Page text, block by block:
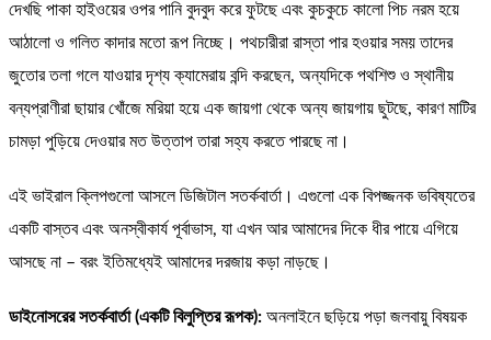
দেখছি পাকা হাইওয়ের ওপর পানি বুদবুদ করে ফুটছে এবং কুচকুচে কালো পিচ নরম হয়ে
আঠালো ও গলিত কাদার মতো রূপ নিচ্ছে। পথচারীরা রাস্তা পার হওয়ার সময় তাদের
জুতোর তলা গলে যাওয়ার দৃশ্য ক্যামেরায় বন্দি করছেন, অন্যদিকে পথশিশু ও স্থানীয়
বন্যপ্রাণীরা ছায়ার খোঁজে মরিয়া হয়ে এক জায়গা থেকে অন্য জায়গায় ছুটছে, কারণ মাটির
চামড়া পুড়িয়ে দেওয়ার মত উত্তাপ তারা সহ্য করতে পারছে না।
এই ভাইরাল ক্লিপগুলো আসলে ডিজিটাল সতর্কবার্তা। এগুলো এক বিপজ্জনক ভবিষ্যতের
একটি বাস্তব এবং অনস্বীকার্য পূর্বাভাস, যা এখন আর আমাদের দিকে ধীর পায়ে এগিয়ে
আসছে না – বরং ইতিমধ্যেই আমাদের দরজায় কড়া নাড়ছে।
ডাইনোসরের সতর্কবার্তা (একটি বিলুপ্তির রূপক): অনলাইনে ছড়িয়ে পড়া জলবায়ু বিষয়ক